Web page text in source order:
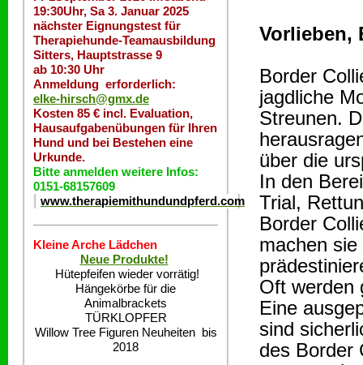
19:30Uhr, Sa 3. Januar 2025
nächster Eignungstest für
Therapiehunde-Teamausbildung
Sitters, Hauptstrasse 9
ab 10:30 Uhr
Anmeldung erforderlich:
elke-hirsch@gmx.de
Kosten 85 € incl. Evaluation,
Hausaufgabenübungen für Ihren
Hund und bei Bestehen eine
Urkunde.
Bitte anmelden weitere Infos:
0151-68157609
www.therapiemithundundpferd.com
Kleine Arche Lädchen
Neue Produkte!
Hütepfeifen wieder vorrätig!
Hängekörbe für die
Animalbrackets
TÜRKLOPFER
Willow Tree Figuren Neuheiten bis
2018
Vorlieben,
Border
jagdliche
Streunen.
über die
In den
Trial,
Border
machen
Oft werden
Eine
sind
des Border